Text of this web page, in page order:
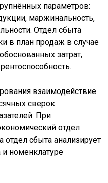
параметров:
маржинальность,
Отдел сбыта
в план продаж в случае
затрат,
взаимодействие
сверок
При
отдел
отдел сбыта анализирует
номенклатуре